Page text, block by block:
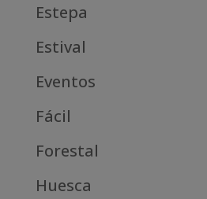
Estepa
Estival
Eventos
Fácil
Forestal
Huesca